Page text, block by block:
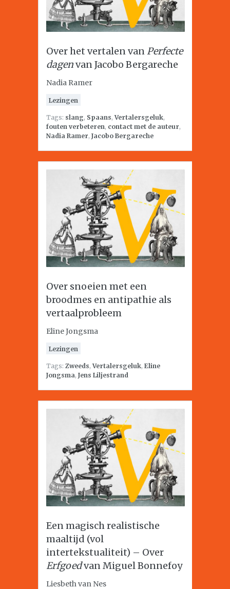
Over het vertalen vanPerfecte
dagenvan Jacobo Bergareche
Nadia Ramer
Lezingen
Tags: slang, Spaans,Vertalersgeluk,
fouten verbeteren, contact met de auteur,
Nadia Ramer, Jacobo Bergareche
Over snoeien met een
broodmes en antipathie als
vertaalprobleem
Eline Jongsma
Lezingen
Tags: Zweeds,Vertalersgeluk, Eline
Jongsma, Jens Liljestrand
Een magisch realistische
maaltijd (vol
intertekstualiteit) – Over
Erfgoedvan Miguel Bonnefoy
Liesbeth van Nes